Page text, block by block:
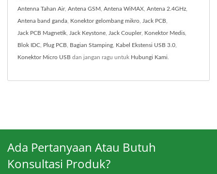
Antenna Tahan Air, Antena GSM Antena WiMAX Antena 2.4GHz
Antena band ganda Konektor gelombang mikro Jack PCB
Jack PCB Magnetik Jack Keystone Jack Coupler, Konektor Medis
Blok IDC Plug PCB Bagian Stamping Kabel Ekstensi USB 3.0
Konektor Micro USB dan jangan ragu untuk Hubungi Kami
Ada Pertanyaan Atau Butuh
Konsultasi Produk?